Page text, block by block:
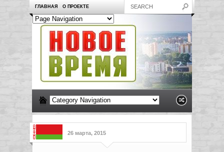
ГЛАВНАЯ О ПРОЕКТЕ
26 марта, 2015